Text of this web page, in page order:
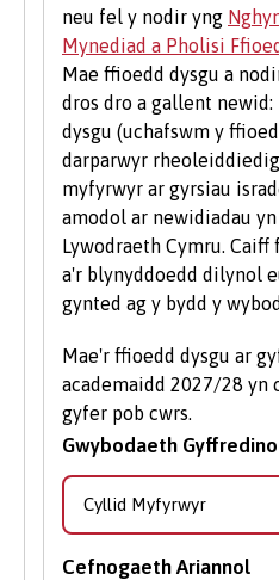
ddatblygu eu sgiliau
ddechrau busnes
mentora un i un,
ariannu.
Gwirfoddoli i Fyfyrwyr
Mae gwirfoddoli yn
gwella eich sgiliau a'ch
Dysgwch fwy am
wefanUndeb y Myfyrwyr
neu fel y nodir yng
Mynediad a Pholisi
Mae ffioedd dysgu a
dros dro a gallent newid:
dysgu (uchafswm y
darparwyr
myfyrwyr ar gyrsiau
amodol ar newidiadau
Lywodraeth Cymru.
a'r blynyddoedd dilynol
gynted ag y bydd y
Mae'r ffioedd dysgu ar
academaidd 2027/28 yn
gyfer pob cwrs.
Gwybodaeth
Cyllid Myfyrwyr
Cefnogaeth Ariannol